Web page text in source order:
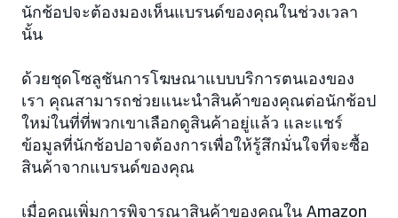
นักช้อปจะต้องมองเห็นแบรนด์ของคุณในช่วงเวลา
นั้น
ด้วยชุดโซลูชันการโฆษณาแบบบริการตนเองของ
เรา คุณสามารถช่วยแนะนำสินค้าของคุณต่อนักช้อป
ใหม่ในที่ที่พวกเขาเลือกดูสินค้าอยู่แล้ว และแชร์
ข้อมูลที่นักช้อปอาจต้องการเพื่อให้รู้สึกมั่นใจที่จะซื้อ
สินค้าจากแบรนด์ของคุณ
เมื่อคุณเพิ่มการพิจารณาสินค้าของคุณใน Amazon